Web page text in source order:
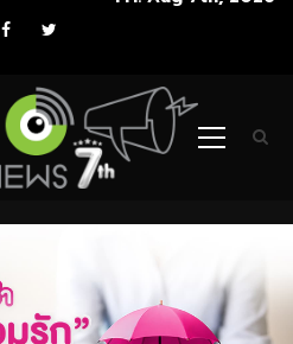
Facebook
Twitter
Primary